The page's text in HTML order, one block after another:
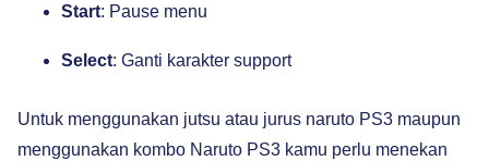
Start: Pause menu
Select: Ganti karakter support
Untuk menggunakan jutsu atau jurus naruto PS3 maupun
menggunakan kombo Naruto PS3 kamu perlu menekan